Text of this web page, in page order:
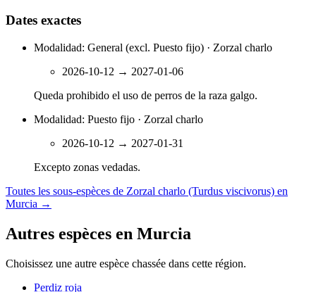
Dates exactes
Modalidad: General (excl. Puesto fijo) · Zorzal charlo
2026-10-12 → 2027-01-06
Queda prohibido el uso de perros de la raza galgo.
Modalidad: Puesto fijo · Zorzal charlo
2026-10-12 → 2027-01-31
Excepto zonas vedadas.
Toutes les sous-espèces de Zorzal charlo (Turdus viscivorus) en
Murcia →
Autres espèces en Murcia
Choisissez une autre espèce chassée dans cette région.
Perdiz roja